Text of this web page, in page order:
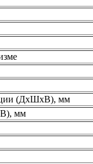
(ДxШxВ), мм
мм